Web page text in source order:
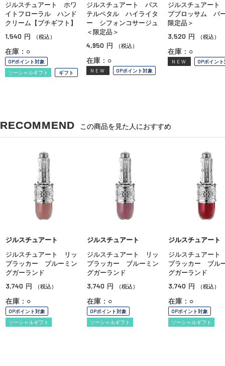
ジルスチュアート ホワ
イトフローラル ハンド
クリーム【プチギフト】
1,540 円 （税込）
在庫：○
OPポイント対象
ソーシャルギフト
ギフト
ジルスチュアート パス
テルペタル ハイライタ
ー シフォンコサージュ
＜限定品＞
4,950 円 （税込）
在庫：○
NEW OPポイント対象
ジルスチュアー
プブロッサム バ
限定品＞
3,520 円 （税込）
在庫：○
NEW OPポイン
RECOMMEND この商品を見た人におすすめ
ジルスチュアート
ジルスチュアート リッ
プラッカー ブルーミン
グガーランド
3,740 円 （税込）
在庫：○
OPポイント対象
ソーシャルギフト
ジルスチュアート
ジルスチュアート リッ
プラッカー ブルーミン
グガーランド
3,740 円 （税込）
在庫：○
OPポイント対象
ソーシャルギフト
ジルスチュアート
ジルスチュアー
プラッカー ブル
グガーランド
3,740 円 （税込）
在庫：○
OPポイント対象
ソーシャルギフト